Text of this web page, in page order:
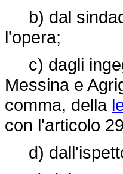
b) dal
l'opera;
c) dagli
Messina e
comma, della
con l'articolo
d)